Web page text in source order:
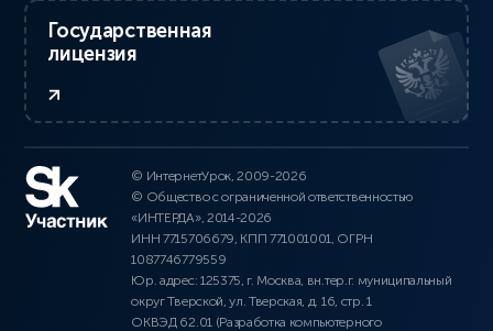
Государственная
лицензия
© ИнтернетУрок, 2009-2026
© Общество с ограниченной ответственностью
«ИНТЕРДА», 2014-2026
ИНН 7715706679, КПП 771001001, ОГРН
1087746779559
Юр. адрес: 125375, г. Москва, вн.тер.г. муниципальный
округ Тверской, ул. Тверская, д. 16, стр. 1
ОКВЭД 62.01 (Разработка компьютерного